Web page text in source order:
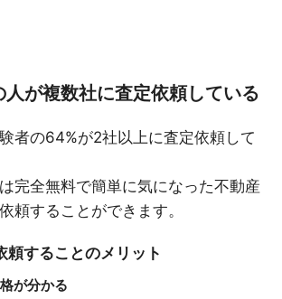
が複数社に査定依頼している
者の64%が2社以上に査定依頼して
完全無料で簡単に気になった不動産
頼することができます。
頼することのメリット
が分かる